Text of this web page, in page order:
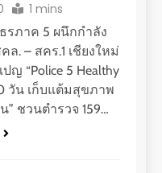
1 mins
รภาค 5 ผนึกกำลัง
ล. – สคร.1 เชียงใหม่
ญ “Police 5 Healthy
วัน เก็บแต้มสุขภาพ
” ชวนตำรวจ 159…